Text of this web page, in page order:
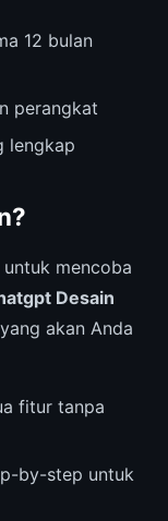
12 bulan
perangkat
lengkap
mencoba
Desain
akan Anda
fitur tanpa
by-step untuk